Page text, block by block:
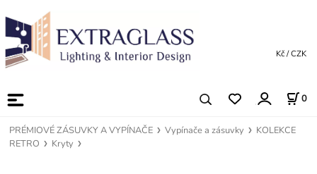
0
Kč / CZK
PRÉMIOVÉ ZÁSUVKY A VYPÍNAČE Vypínače a zásuvky
KOLEKCE
RETRO
Kryty